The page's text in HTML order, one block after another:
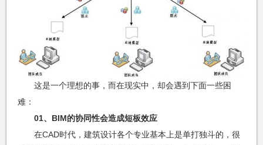
这是一个理想的事，而在现实中，却会遇到下面一些困
难：
01、BIM的协同性会造成短板效应
在CAD时代，建筑设计各个专业基本上是单打独斗的，很